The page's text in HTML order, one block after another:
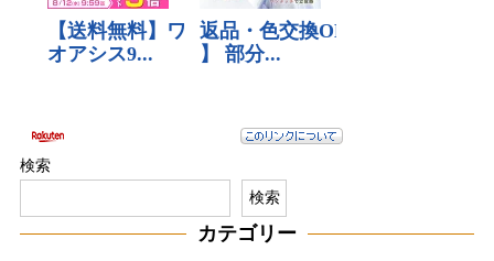
検索
検索
カテゴリー